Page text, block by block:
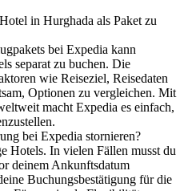
in Hurghada als Paket zu
bei Expedia kann
separat zu buchen. Die
wie Reiseziel, Reisedaten
Optionen zu vergleichen. Mit
macht Expedia es einfach,
bei Expedia stornieren?
Hotels. In vielen Fällen musst du
deinem Ankunftsdatum
Buchungsbestätigung für die